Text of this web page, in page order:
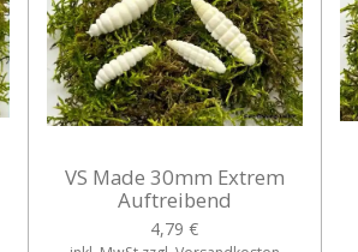
VS Made 30mm Extrem
Auftreibend
4,79 €